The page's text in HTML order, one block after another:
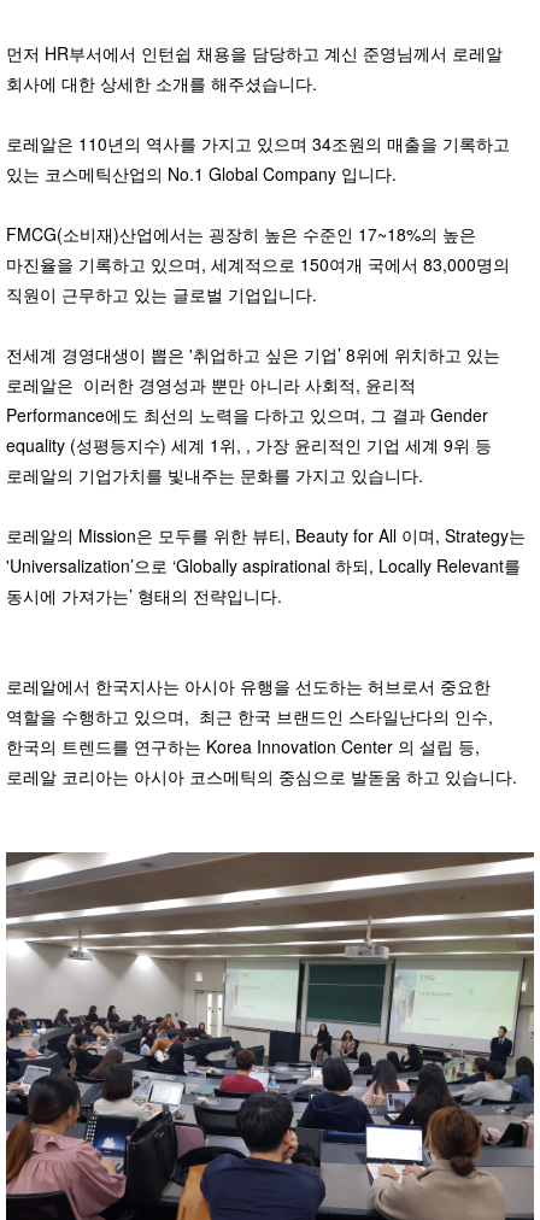
먼저 HR부서에서 인턴쉽 채용을 담당하고 계신 준영님께서 로레알
회사에 대한 상세한 소개를 해주셨습니다.
로레알은 110년의 역사를 가지고 있으며 34조원의 매출을 기록하고
있는 코스메틱산업의 No.1 Global Company 입니다.
FMCG(소비재)산업에서는 굉장히 높은 수준인 17~18%의 높은
마진율을 기록하고 있으며, 세계적으로 150여개 국에서 83,000명의
직원이 근무하고 있는 글로벌 기업입니다.
전세계 경영대생이 뽑은 '취업하고 싶은 기업’ 8위에 위치하고 있는
로레알은 이러한 경영성과 뿐만 아니라 사회적, 윤리적
Performance에도 최선의 노력을 다하고 있으며, 그 결과 Gender
equality (성평등지수) 세계 1위, , 가장 윤리적인 기업 세계 9위 등
로레알의 기업가치를 빛내주는 문화를 가지고 있습니다.
로레알의 Mission은 모두를 위한 뷰티, Beauty for All 이며, Strategy는
'Universalization’으로 ‘Globally aspirational 하되, Locally Relevant를
동시에 가져가는’ 형태의 전략입니다.
로레알에서 한국지사는 아시아 유행을 선도하는 허브로서 중요한
역할을 수행하고 있으며, 최근 한국 브랜드인 스타일난다의 인수,
한국의 트렌드를 연구하는 Korea Innovation Center 의 설립 등,
로레알 코리아는 아시아 코스메틱의 중심으로 발돋움 하고 있습니다.